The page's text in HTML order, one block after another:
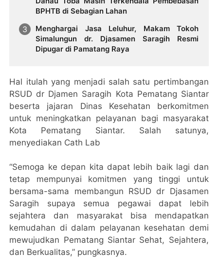
BPHTB di Sebagian Lahan
Menghargai Jasa Leluhur, Makam Tokoh
Simalungun dr. Djasamen Saragih Resmi
Dipugar di Pamatang Raya
Hal itulah yang menjadi salah satu pertimbangan
RSUD dr Djamen Saragih Kota Pematang Siantar
beserta jajaran Dinas Kesehatan berkomitmen
untuk meningkatkan pelayanan bagi masyarakat
Kota Pematang Siantar. Salah satunya,
menyediakan Cath Lab
“Semoga ke depan kita dapat lebih baik lagi dan
tetap mempunyai komitmen yang tinggi untuk
bersama-sama membangun RSUD dr Djasamen
Saragih supaya semua pegawai dapat lebih
sejahtera dan masyarakat bisa mendapatkan
kemudahan di dalam pelayanan kesehatan demi
mewujudkan Pematang Siantar Sehat, Sejahtera,
dan Berkualitas,” pungkasnya.